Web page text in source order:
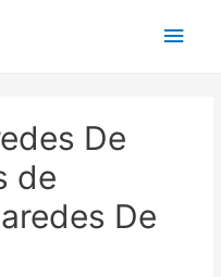
Main
De
de
De